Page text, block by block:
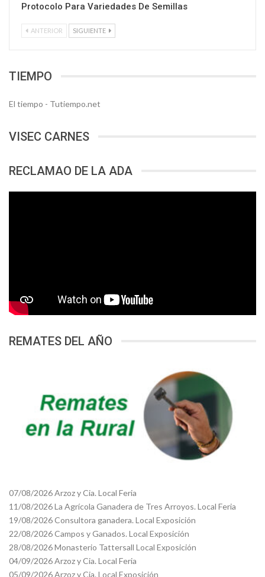
Protocolo Para Variedades De Semillas
ANTERIOR SIGUIENTE
TIEMPO
El tiempo - Tutiempo.net
VISEC CARNES
RECLAMAO DE LA ADA
REMATES DEL AÑO
07/08/2026 Arzoz y Cia. Local Feria
11/08/2026 La Agrícola Ganadera de Tres Arroyos. Local Feria
19/08/2026 Consultora ganadera. Local Exposición
22/08/2026 Campos y Ganados. Local Exposición
28/08/2026 Monasterio Tattersall Local Exposición
04/09/2026 Arzoz y Cia. Local Feria
05/09/2026 Arzoz y Cia. Local Exposición